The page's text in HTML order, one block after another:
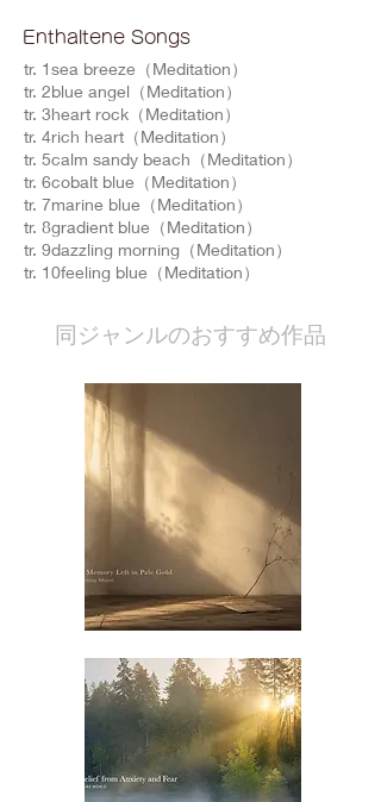
Enthaltene Songs
tr. 1sea breeze（Meditation）
tr. 2blue angel（Meditation）
tr. 3heart rock（Meditation）
tr. 4rich heart（Meditation）
tr. 5calm sandy beach（Meditation）
tr. 6cobalt blue（Meditation）
tr. 7marine blue（Meditation）
tr. 8gradient blue（Meditation）
tr. 9dazzling morning（Meditation）
tr. 10feeling blue（Meditation）
​同ジャンルのおすすめ作品